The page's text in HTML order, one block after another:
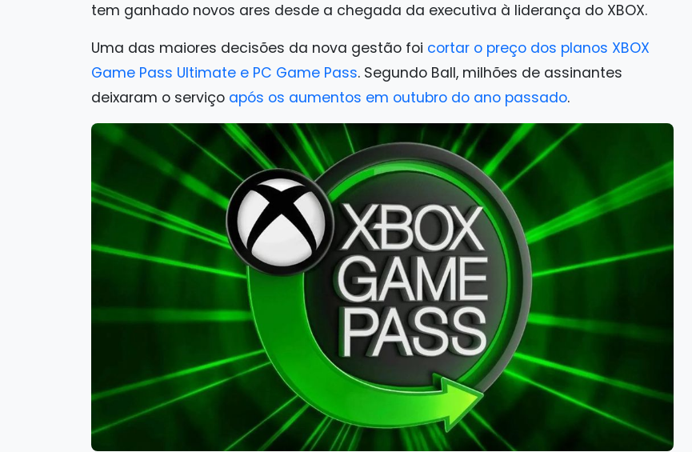
tem ganhado novos ares desde a chegada da executiva à liderança do XBOX.
Uma das maiores decisões da nova gestão foi cortar o preço dos planos XBOX
Game Pass Ultimate e PC Game Pass. Segundo Ball, milhões de assinantes
deixaram o serviço após os aumentos em outubro do ano passado.